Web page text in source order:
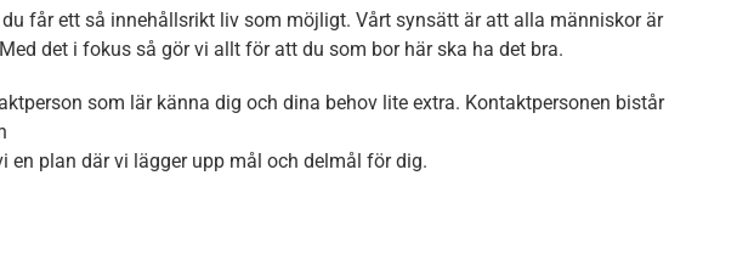
får ett så innehållsrikt liv som möjligt. Vårt synsätt är att alla människor är
det i fokus så gör vi allt för att du som bor här ska ha det bra.
som lär känna dig och dina behov lite extra. Kontaktpersonen bistår
plan där vi lägger upp mål och delmål för dig.